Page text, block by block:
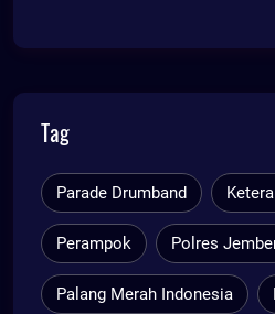
Tag
Parade Drumband
Perampok Polres
Palang Merah Indonesia